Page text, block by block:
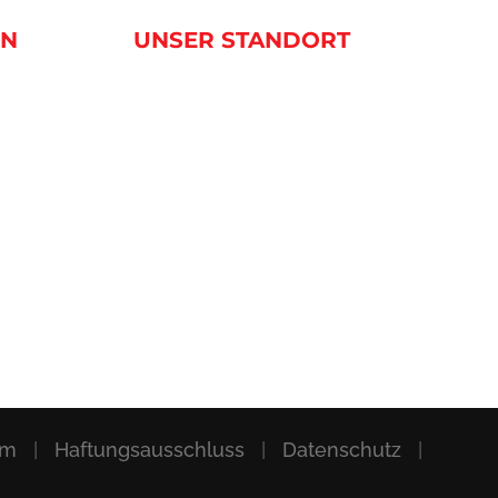
UNSER STANDORT
Haftungsausschluss Datenschutz|